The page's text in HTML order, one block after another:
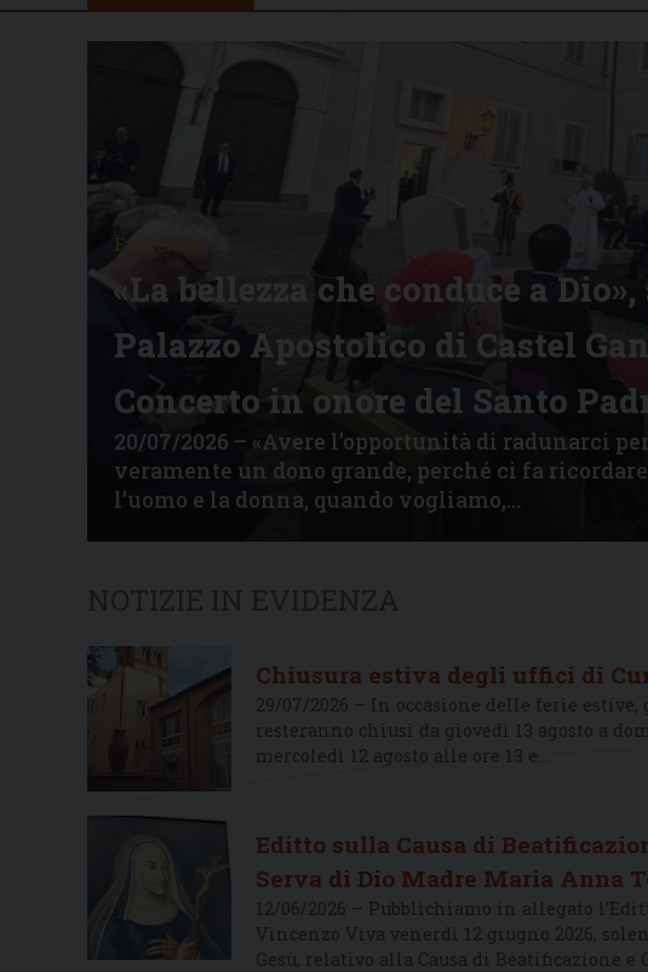
Evidenza
«La bellezza che conduce a
Palazzo Apostolico di Castel
Concerto in onore del Santo
20/07/2026 – «Avere l’opportunità di radunarci
veramente un dono grande, perché ci fa
l’uomo e la donna, quando vogliamo,…
Chiusura estiva degli uffici di
29/07/2026 – In occasione delle ferie
resteranno chiusi da giovedì 13 agosto a
mercoledì 12 agosto alle ore 13 e…
Editto sulla Causa di
Serva di Dio Madre Maria Anna
12/06/2026 – Pubblichiamo in allegato
Vincenzo Viva venerdì 12 giugno 2026,
Gesù, relativo alla Causa di Beatificazione e